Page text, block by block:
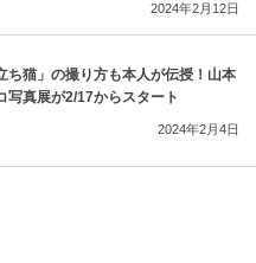
2024年2月12日
ち猫」の撮り方も本人が伝授！山本
写真展が2/17からスタート
2024年2月4日